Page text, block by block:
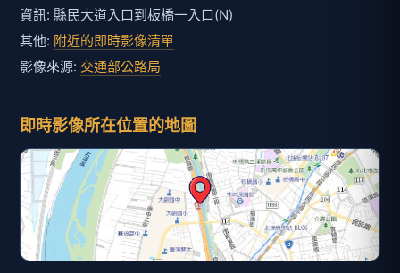
資訊: 縣民大道入口到板橋一入口(N)
其他: 附近的即時影像清單
影像來源: 交通部公路局
即時影像所在位置的地圖